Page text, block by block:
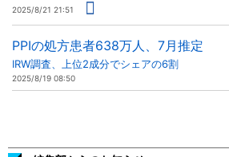
2025/8/21 21:51
PPIの処方患者638万人、7月推定
IRW調査、上位2成分でシェアの6割
2025/8/19 08:50